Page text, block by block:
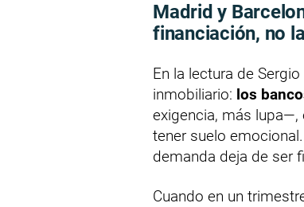
Madrid y
financiación, no
En la lectura de
inmobiliario: los
exigencia, más lupa—,
tener suelo
demanda deja de ser
Cuando en un